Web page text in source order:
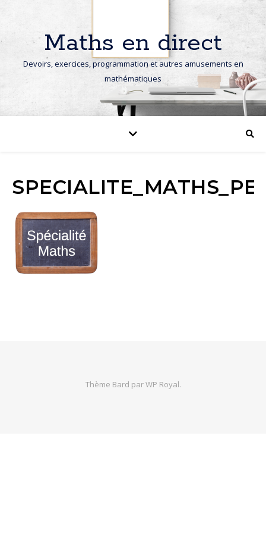
Maths en direct
Devoirs, exercices, programmation et autres amusements en
mathématiques
Thème Bard parWP Royal.